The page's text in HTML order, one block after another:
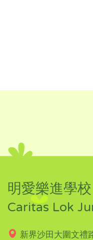
明愛樂進學校
Caritas Lok
新界沙田大圍文禮